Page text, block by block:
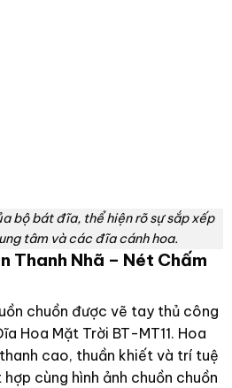
bộ bát đĩa, thể hiện rõ sự sắp xếp
tâm và các đĩa cánh hoa.
Thanh Nhã – Nét Chấm
chuồn được vẽ tay thủ công
Hoa Mặt Trời BT-MT11. Hoa
cao, thuần khiết và trí tuệ
cùng hình ảnh chuồn chuồn